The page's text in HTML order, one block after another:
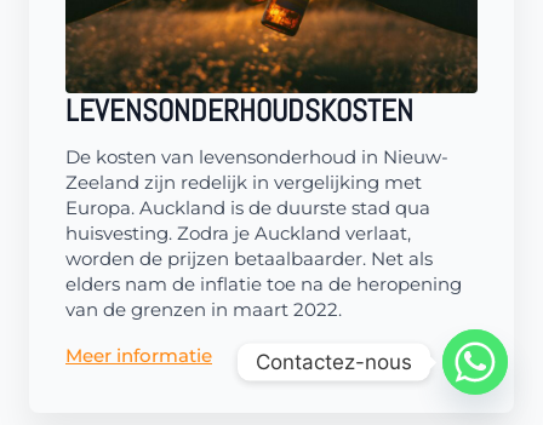
LEVENSONDERHOUDSKOSTEN
De kosten van levensonderhoud in Nieuw-
Zeeland zijn redelijk in vergelijking met
Europa. Auckland is de duurste stad qua
huisvesting. Zodra je Auckland verlaat,
worden de prijzen betaalbaarder. Net als
elders nam de inflatie toe na de heropening
van de grenzen in maart 2022.
Meer informatie
Contactez-nous